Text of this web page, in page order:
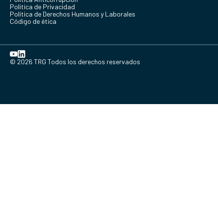
Politica de Privacidad
Política de Derechos Humanos y Laborales
Código de ética
© 2026 TRG Todos los derechos reservados